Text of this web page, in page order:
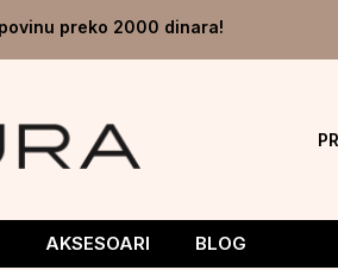
preko 2000 dinara!
AKSESOARI BLOG